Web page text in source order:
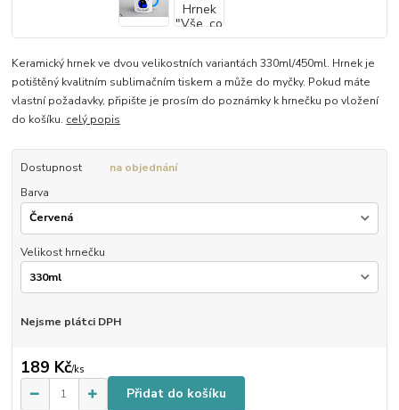
Keramický hrnek ve dvou velikostních variantách 330ml/450ml. Hrnek je
potištěný kvalitním sublimačním tiskem a může do myčky. Pokud máte
vlastní požadavky, připište je prosím do poznámky k hrnečku po vložení
do košíku. celý popis
Dostupnost
na objednání
Barva
Velikost hrnečku
Nejsme plátci DPH
189 Kč/ks
Přidat do košíku